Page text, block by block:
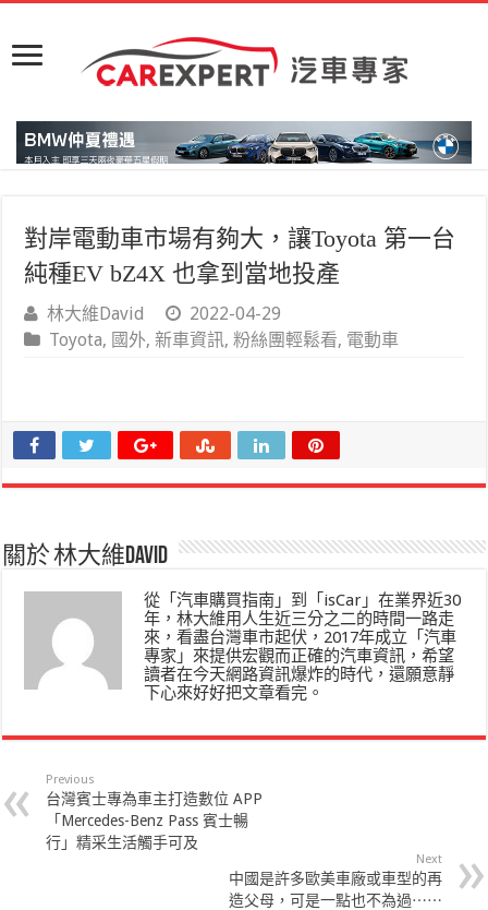
對岸電動車市場有夠大，讓Toyota 第一台
純種EV bZ4X 也拿到當地投產
林大維David
2022-04-29
Toyota, 國外,新車資訊,粉絲團輕鬆看, 電動車
關於 林大維David
從「汽車購買指南」到「isCar」在業界近30
年，林大維用人生近三分之二的時間一路走
來，看盡台灣車市起伏，2017年成立「汽車
專家」來提供宏觀而正確的汽車資訊，希望
讀者在今天網路資訊爆炸的時代，還願意靜
下心來好好把文章看完。
Previous
台灣賓士專為車主打造數位 APP
「Mercedes-Benz Pass 賓士暢
行」精采生活觸手可及
Next
中國是許多歐美車廠或車型的再
造父母，可是一點也不為過⋯⋯